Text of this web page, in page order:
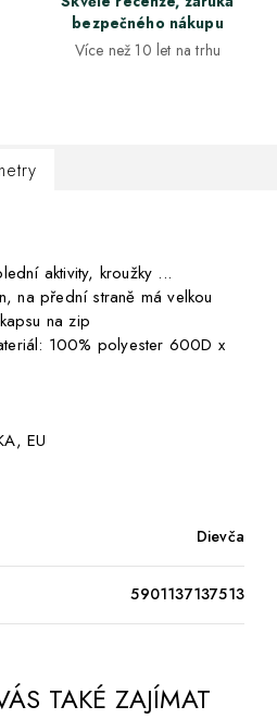
bezpečného nákupu
Více než 10 let na trhu
aktivity, kroužky ...
na přední straně má velkou
na zip
100% polyester 600D x
EU
Dievča
5901137137513
TAKÉ ZAJÍMAT